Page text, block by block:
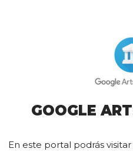
GOOGLE
En este portal podrás